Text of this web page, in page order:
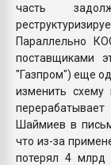
часть
Параллельно
поставщиками
"Газпром") еще
изменить схему
Шаймиев в
что из-за
потерял 4 млрд